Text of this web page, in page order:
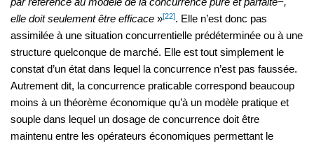
elle doit seulement être efficace »[22]. Elle n’est donc pas
assimilée à une situation concurrentielle prédéterminée ou à une
structure quelconque de marché. Elle est tout simplement le
constat d’un état dans lequel la concurrence n’est pas faussée.
Autrement dit, la concurrence praticable correspond beaucoup
moins à un théorème économique qu’à un modèle pratique et
souple dans lequel un dosage de concurrence doit être
maintenu entre les opérateurs économiques permettant le